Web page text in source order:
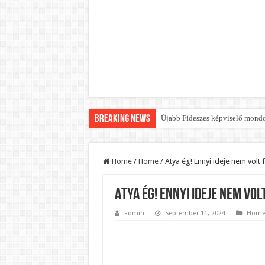
Breaking News Újabb Fideszes képviselő
Döntött a kormány az
Rendkívüli intézkedések
Jön a pénzeső a
ÉLŐ! RENDKÍVÜLI! Váratlan
Home / Home / Atya ég! Ennyi ideje nem
Atya ég! Ennyi ideje nem
admin September 11, 2024 Home